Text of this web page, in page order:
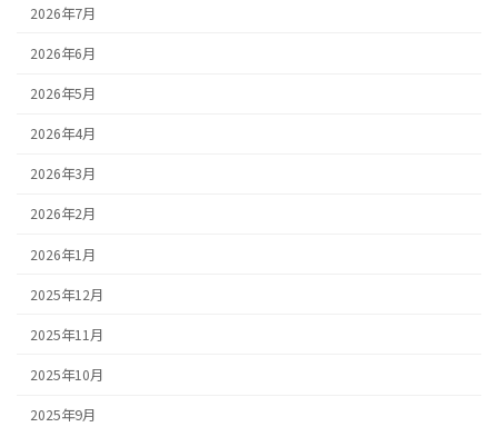
2026年7月
2026年6月
2026年5月
2026年4月
2026年3月
2026年2月
2026年1月
2025年12月
2025年11月
2025年10月
2025年9月